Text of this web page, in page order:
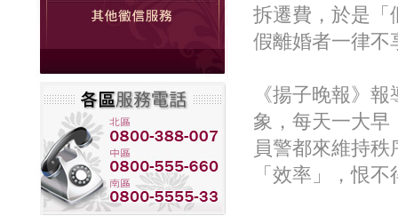
拆遷費，於是「
假離婚者一律
《揚子晚報》
象，每天一大早
員警都來維持
「效率」，恨